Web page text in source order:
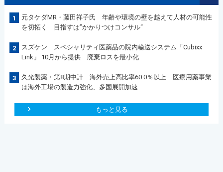
1
元タケダMR・藤田祥子氏 年齢や環境の壁を越えて人材の可能性
を切拓く 目指すは”かかりつけコンサル“
2
スズケン スペシャリティ医薬品の院内輸送システム「Cubixx
Link」 10月から提供 廃棄ロスを最小化
3
久光製薬・第8期中計 海外売上高比率60.0％以上 医療用薬事業
は海外工場の製造力強化、多国展開加速
もっと見る